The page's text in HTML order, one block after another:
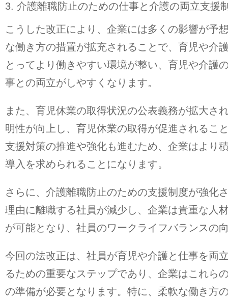
介護離職防止のための仕事と介護の両立支援
こうした改正により、企業には多くの影響が予
な働き方の措置が拡充されることで、育児や介
とってより働きやすい環境が整い、育児や介護
事との両立がしやすくなります。
また、育児休業の取得状況の公表義務が拡大さ
明性が向上し、育児休業の取得が促進されるこ
支援対策の推進や強化も進むため、企業はより
導入を求められることになります。
さらに、介護離職防止のための支援制度が強化
理由に離職する社員が減少し、企業は貴重な人
が可能となり、社員のワークライフバランスの
今回の法改正は、社員が育児や介護と仕事を両
るための重要なステップであり、企業はこれら
の準備が必要となります。特に、柔軟な働き方